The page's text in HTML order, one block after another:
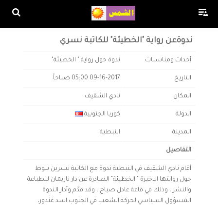
ندوةعن رواية "الخطيئة" للكاتبة نسري
أحداث ومناسبات ندوة حول رواية " الخطيئة"
التاريخ 09-16-2017 05:00 صباحاً
المكان نادي الشقيف
الدولة كوريا الجنوبية
المدينة النبطية
التفاصيل
أقام نادي الشقيف في النبطية ندوة مع الكاتبة نسرين بلوط
حول روايتها الاخيرة " الخطيئة" الصادرة عن دار ناريمان للطباعة
والنشر ، وذلك في قاعة عادل صباح ، وقد قدّم وأدار الندوة
المسؤول السياسي لحركة الشعب في الجنوب اسد غندور،